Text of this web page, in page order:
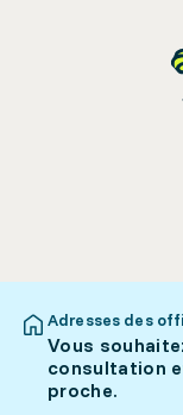
Adresses des
Vous
consultation
proche.